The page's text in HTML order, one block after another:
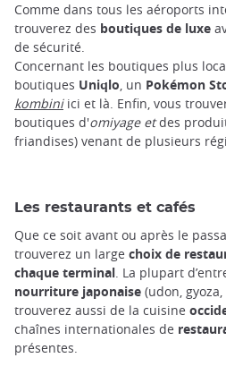
Comme dans tous les aéroports
trouverez des boutiques de luxe
de sécurité.
Concernant les boutiques plus
boutiques Uniqlo, un Pokémon
kombiniici et là. Enfin, vous
boutiques d'omiyage etdes
friandises) venant de plusieurs
Les restaurants et cafés
Que ce soit avant ou après le
trouverez un large choix de
chaque terminal. La plupart
nourriture japonaise (udon,
trouverez aussi de la cuisine
chaînes internationales de
présentes.